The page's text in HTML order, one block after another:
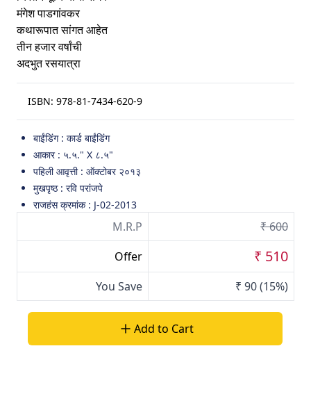
मंगेश पाडगांवकर
कथारूपात सांगत आहेत
तीन हजार वर्षांची
अदभुत रसयात्रा
ISBN: 978-81-7434-620-9
बाईंडिंग : कार्ड बाईंडिंग
आकार : ५.५." X ८.५"
पहिली आवृत्ती : ऑक्टोबर २०१३
मुखपृष्ठ : रवि परांजपे
राजहंस क्रमांक : J-02-2013
M.R.P
₹ 600
Offer
₹ 510
You Save ₹ 90(15%)
Add to Cart